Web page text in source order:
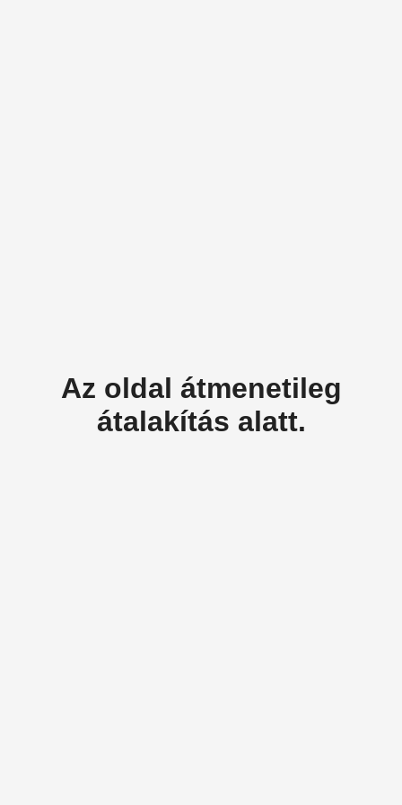
Az oldal átmenetileg
átalakítás alatt.